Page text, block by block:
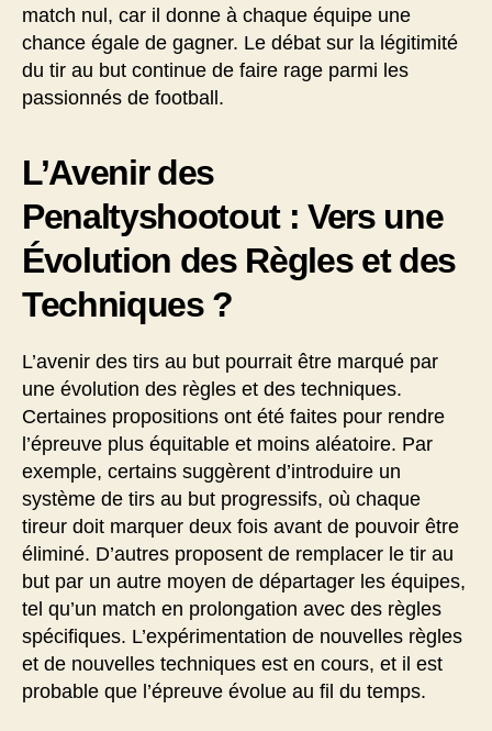
match nul, car il donne à chaque équipe une
chance égale de gagner. Le débat sur la légitimité
du tir au but continue de faire rage parmi les
passionnés de football.
L’Avenir des
Penaltyshootout : Vers une
Évolution des Règles et des
Techniques ?
L’avenir des tirs au but pourrait être marqué par
une évolution des règles et des techniques.
Certaines propositions ont été faites pour rendre
l’épreuve plus équitable et moins aléatoire. Par
exemple, certains suggèrent d’introduire un
système de tirs au but progressifs, où chaque
tireur doit marquer deux fois avant de pouvoir être
éliminé. D’autres proposent de remplacer le tir au
but par un autre moyen de départager les équipes,
tel qu’un match en prolongation avec des règles
spécifiques. L’expérimentation de nouvelles règles
et de nouvelles techniques est en cours, et il est
probable que l’épreuve évolue au fil du temps.